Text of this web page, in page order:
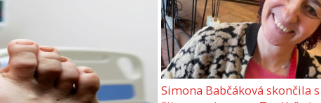
Simona Babčáková skončila